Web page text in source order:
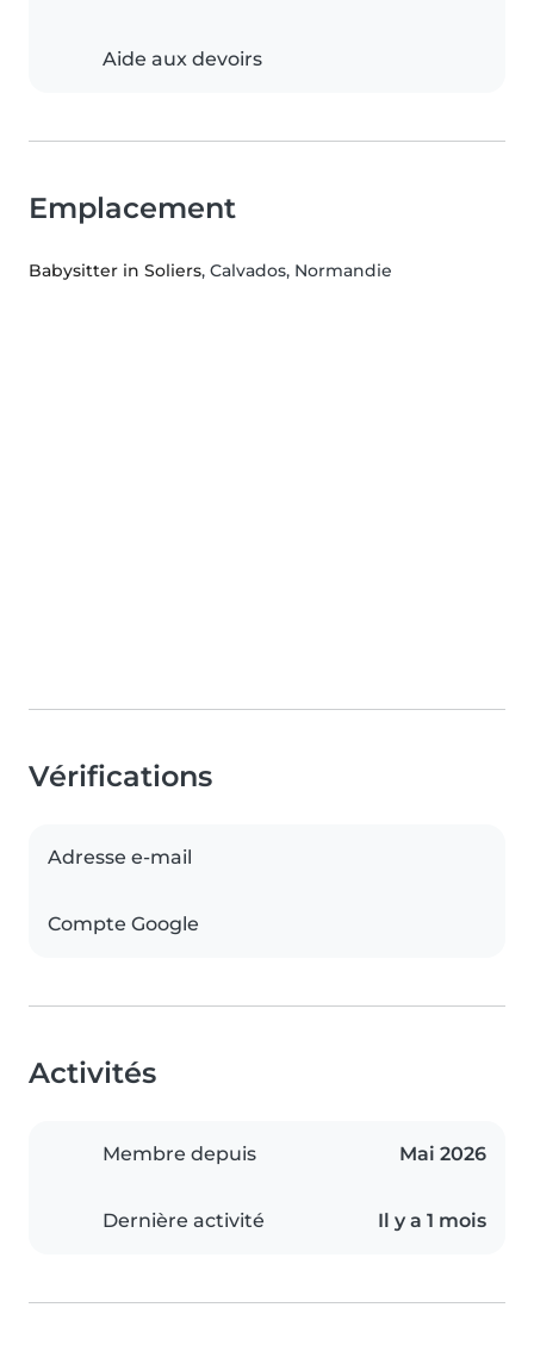
Aide aux devoirs
Emplacement
Babysitter in Soliers, Calvados, Normandie
Vérifications
Adresse e-mail
Compte Google
Activités
Membre depuis Mai 2026
Dernière activité Il y a 1 mois